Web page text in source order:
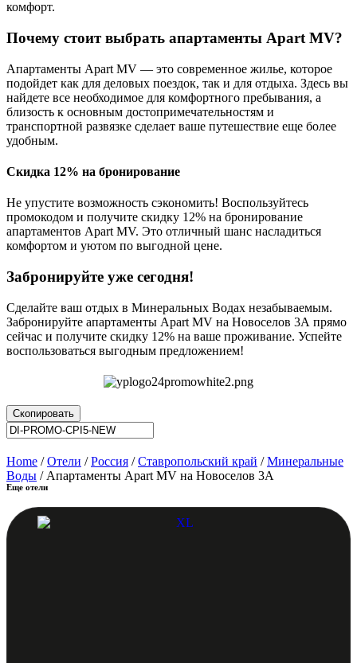
комфорт.
Почему стоит выбрать апартаменты Apart MV?
Апартаменты Apart MV — это современное жилье, которое
подойдет как для деловых поездок, так и для отдыха. Здесь вы
найдете все необходимое для комфортного пребывания, а
близость к основным достопримечательностям и
транспортной развязке сделает ваше путешествие еще более
удобным.
Скидка 12% на бронирование
Не упустите возможность сэкономить! Воспользуйтесь
промокодом и получите скидку 12% на бронирование
апартаментов Apart MV. Это отличный шанс насладиться
комфортом и уютом по выгодной цене.
Забронируйте уже сегодня!
Сделайте ваш отдых в Минеральных Водах незабываемым.
Забронируйте апартаменты Apart MV на Новоселов 3А прямо
сейчас и получите скидку 12% на ваше проживание. Успейте
воспользоваться выгодным предложением!
Скопировать
Home /Отели /Россия /Ставропольский край /Минеральные
Воды / Апартаменты Apart MV на Новоселов 3А
Еще отели